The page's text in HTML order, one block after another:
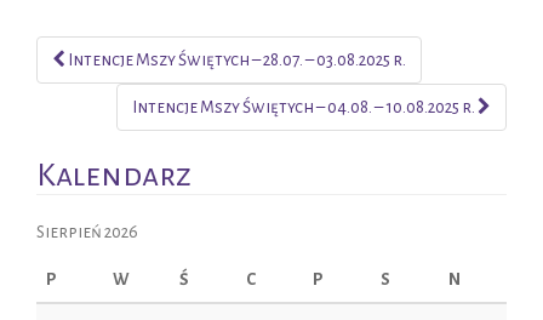
Post navigation
Intencje Mszy Świętych – 28.07. – 03.08.2025 r.
Intencje Mszy Świętych – 04.08. – 10.08.2025 r.
Kalendarz
Sierpień 2026
P W Ś C P S N